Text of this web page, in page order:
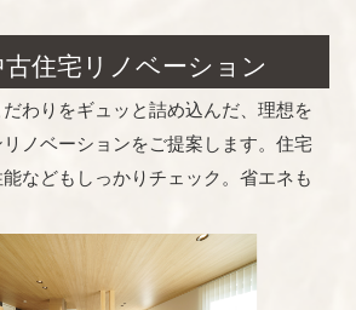
古住宅リノベーション
わりをギュッと詰め込んだ、理想を
ノベーションをご提案します。住宅
などもしっかりチェック。省エネも